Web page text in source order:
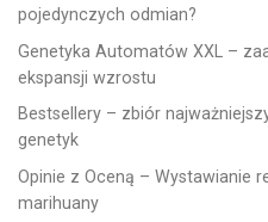
pojedynczych odmian?
Genetyka Automatów XXL –
ekspansji wzrostu
Bestsellery – zbiór
genetyk
Opinie z Oceną – Wystawianie
marihuany